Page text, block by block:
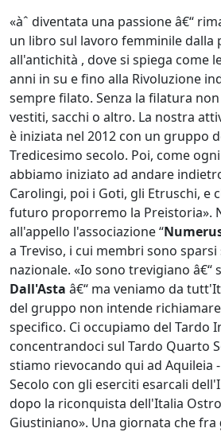
«àˆ diventata una passione â€“
un libro sul lavoro femminile dalla
all'antichità , dove si spiega come
anni in su e fino alla Rivoluzione
sempre filato. Senza la filatura
vestiti, sacchi o altro. La nostra
è iniziata nel 2012 con un gruppo
Tredicesimo secolo. Poi, come
abbiamo iniziato ad andare
Carolingi, poi i Goti, gli Etruschi, e
futuro proporremo la Preistoria».
all'appello l'associazione “
a Treviso, i cui membri sono
nazionale. «Io sono trevigiano â€“
Dall'Asta â€“ ma veniamo da
del gruppo non intende
specifico. Ci occupiamo del Tardo
concentrandoci sul Tardo Quarto
stiamo rievocando qui ad Aquileia
Secolo con gli eserciti esarcali
dopo la riconquista dell'Italia
Giustiniano». Una giornata che fra